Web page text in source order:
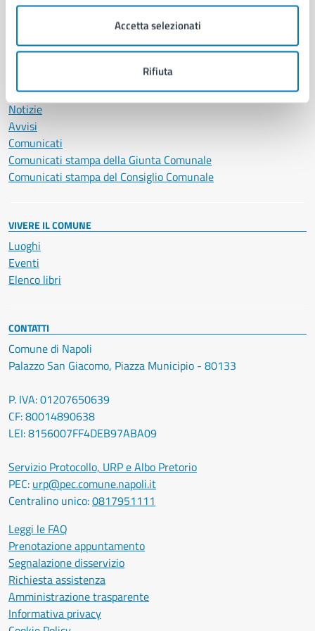
Accetta selezionati
Rifiuta
Salute, benessere e assistenza
Vita lavorativa
NOVITÀ
Notizie
Avvisi
Comunicati
Comunicati stampa della Giunta Comunale
Comunicati stampa del Consiglio Comunale
VIVERE IL COMUNE
Luoghi
Eventi
Elenco libri
CONTATTI
Comune di Napoli
Palazzo San Giacomo, Piazza Municipio - 80133
P. IVA: 01207650639
CF: 80014890638
LEI: 8156007FF4DEB97ABA09
Servizio Protocollo, URP e Albo Pretorio
PEC: urp@pec.comune.napoli.it
Centralino unico:0817951111
Leggi le FAQ
Prenotazione appuntamento
Segnalazione disservizio
Richiesta assistenza
Amministrazione trasparente
Informativa privacy